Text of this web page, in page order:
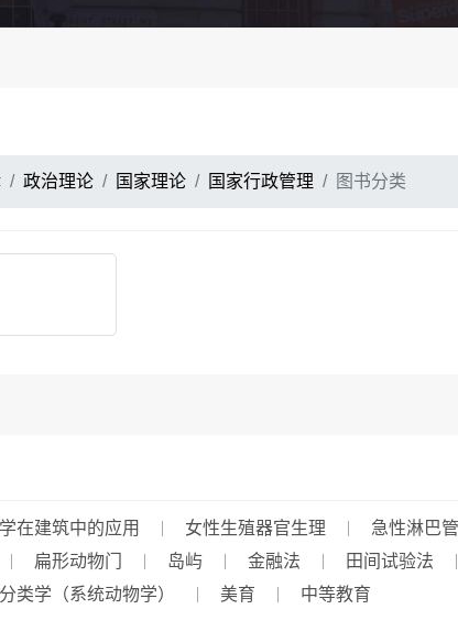
政治理论 国家理论 国家行政管理 图书分类
在建筑中的应用 女性生殖器官生理 急性淋巴
扁形动物门 岛屿 金融法 田间试验法
类学（系统动物学） 美育 中等教育